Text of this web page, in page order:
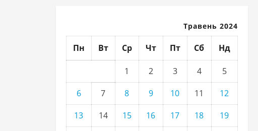
Травень 2024
Пн Вт Ср Чт Пт Сб Нд
1 2 3 4
5
6
7 8 9 10 11
12
13
14 15 16 17 18
19